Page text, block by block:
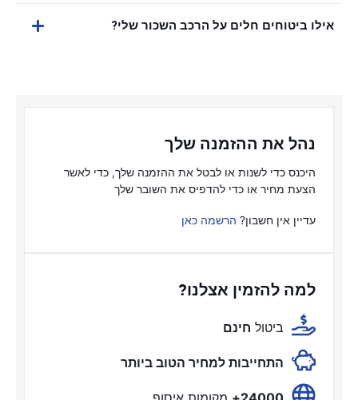
אילו ביטוחים חלים על הרכב השכור שלי?
נהל את ההזמנה שלך
היכנס כדי לשנות או לבטל את ההזמנה שלך, כדי לאשר
הצעת מחיר או כדי להדפיס את השובר שלך
עדיין אין חשבון? הרשמה כאן
למה להזמין אצלנו?
ביטול חינם
התחייבות למחיר הטוב ביותר